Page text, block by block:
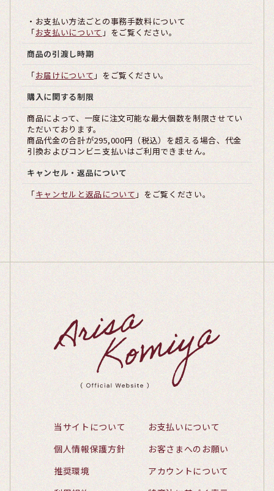
・お支払い方法ごとの事務手数料について
「お支払いについて 」をご覧ください。
商品の引渡し時期
「お届けについて 」をご覧ください。
購入に関する制限
商品によって、一度に注文可能な最大個数を制限させてい
ただいております。
商品代金の合計が295,000円（税込）を超える場合、代金
引換およびコンビニ支払いはご利用できません。
キャンセル・返品について
「キャンセルと返品について 」をご覧ください。
当サイトについて
お支払いについて
個人情報保護方針
お客さまへのお願い
推奨環境
アカウントについて